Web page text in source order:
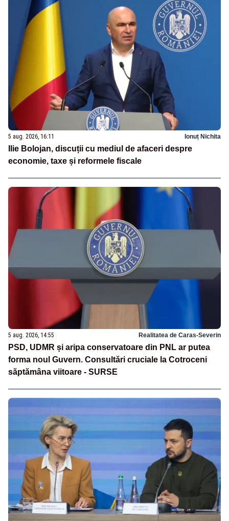
5 aug. 2026, 16:11 Ionuț Nichita
Ilie Bolojan, discuții cu mediul de afaceri despre
economie, taxe și reformele fiscale
5 aug. 2026, 14:55 Realitatea de Caras-Severin
PSD, UDMR și aripa conservatoare din PNL ar putea
forma noul Guvern. Consultări cruciale la Cotroceni
săptămâna viitoare - SURSE